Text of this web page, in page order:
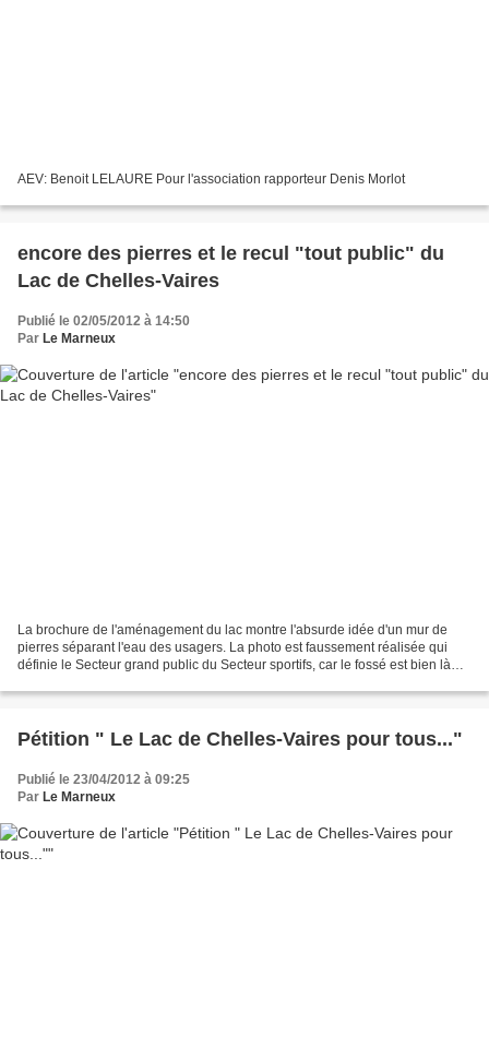
AEV: Benoit LELAURE Pour l'association rapporteur Denis Morlot
encore des pierres et le recul "tout public" du
Lac de Chelles-Vaires
Publié le 02/05/2012 à 14:50
Par Le Marneux
La brochure de l'aménagement du lac montre l'absurde idée d'un mur de
pierres séparant l'eau des usagers. La photo est faussement réalisée qui
définie le Secteur grand public du Secteur sportifs, car le fossé est bien là
Pétition " Le Lac de Chelles-Vaires pour tous..."
Publié le 23/04/2012 à 09:25
Par Le Marneux